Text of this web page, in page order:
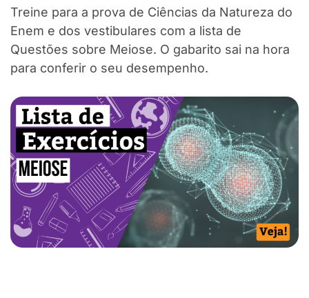
Treine para a prova de Ciências da Natureza do
Enem e dos vestibulares com a lista de
Questões sobre Meiose. O gabarito sai na hora
para conferir o seu desempenho.